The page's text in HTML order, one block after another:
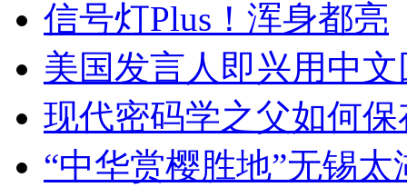
信号灯Plus！浑身都亮
美国发言人即兴用中
现代密码学之父如何
“中华赏樱胜地”无锡